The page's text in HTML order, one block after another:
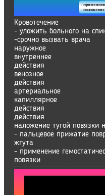
Кровотечение
- уложить больного на
-срочно вызвать врача
наружное
внутреннее
действия
венозное
действия
артериальное
капиллярное
действия
действия
наложение тугой повязки
- пальцевое прижатие
жгута
- применение
повязки